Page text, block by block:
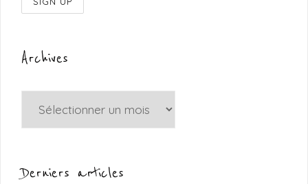
Archives
Derniers articles